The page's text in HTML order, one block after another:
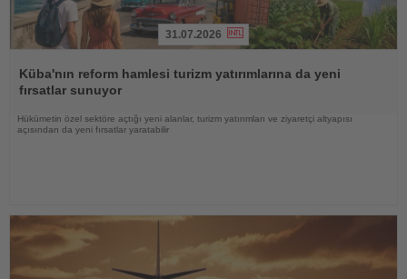
Oku
31.07.2026
Küba'nın reform hamlesi turizm yatırımlarına da yeni
fırsatlar sunuyor
Hükümetin özel sektöre açtığı yeni alanlar, turizm yatırımları ve ziyaretçi altyapısı
açısından da yeni fırsatlar yaratabilir